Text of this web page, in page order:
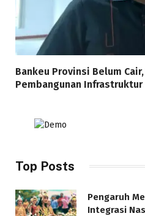
Bankeu Provinsi Belum
Pembangunan Infrastruktur
Top Posts
Pengaruh
Integrasi